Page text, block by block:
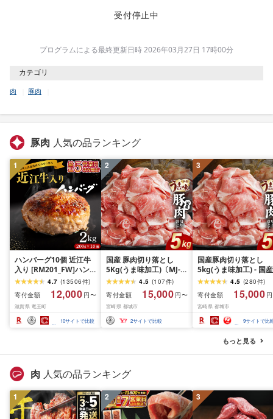
受付停止中
プログラムによる最終更新日時 2026年03月27日 17時00分
カテゴリ
肉 豚肉
豚肉 人気の品ランキング
1
ハンバーグ10個 近江牛
入り [RM201_FW]ハン
バーグ
4.7 (13506件)
寄付金額
12,000 円〜
滋賀県 竜王町
10サイトで比較
2
国産 豚肉切り落とし
5Kg(うま味加工)〔MJ-
3647〕_(都城市) 豚肉切
4.5 (107件)
寄付金額
15,000 円〜
宮崎県 都城市
2サイトで比較
3
国産豚肉切り落とし
5kg(うま味加工) - 国産
豚肉 切り落し 小分け
250g×20袋 うま味加工
昆布だし 旨味 冷凍配
トレイなし ストック
ピート 毎日のお料理
利 送料無料
4.5 (280件)
寄付金額
15,000
宮崎県 都城市
9サイトで比
もっと見る
肉 人気の品ランキング
1 2 3